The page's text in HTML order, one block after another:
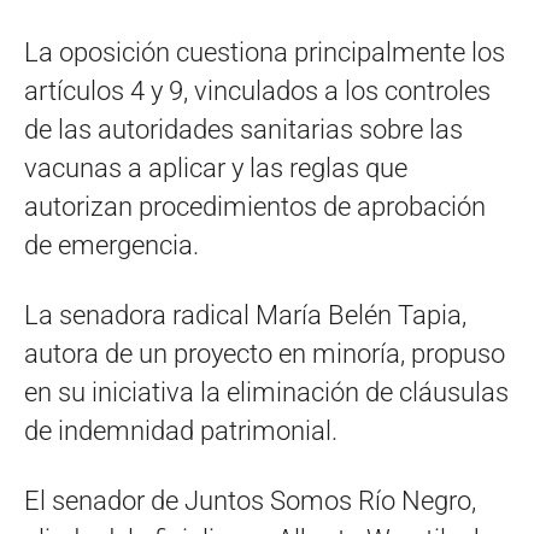
La oposición cuestiona principalmente los
artículos 4 y 9, vinculados a los controles
de las autoridades sanitarias sobre las
vacunas a aplicar y las reglas que
autorizan procedimientos de aprobación
de emergencia.
La senadora radical María Belén Tapia,
autora de un proyecto en minoría, propuso
en su iniciativa la eliminación de cláusulas
de indemnidad patrimonial.
El senador de Juntos Somos Río Negro,